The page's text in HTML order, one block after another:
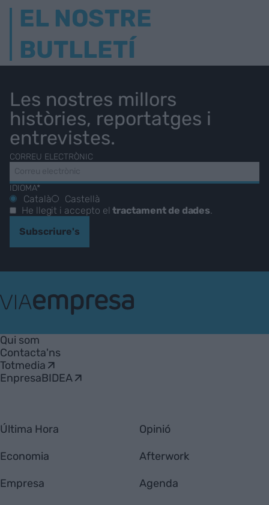
EL NOSTRE
BUTLLETÍ
Les nostres millors
històries, reportatges i
entrevistes.
CORREU ELECTRÒNIC
IDIOMA*
Català
Castellà
He llegit i accepto eltractament de dades.
Subscriure's
Empresa
Qui som
Contacta'ns
Totmedia
EnpresaBIDEA
Última Hora
Economia
Empresa
Opinió
Afterwork
Agenda